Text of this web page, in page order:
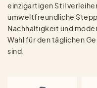
einzigartigen Stil
umweltfreundliche
Nachhaltigkeit und
Wahl für den täglichen
sind.